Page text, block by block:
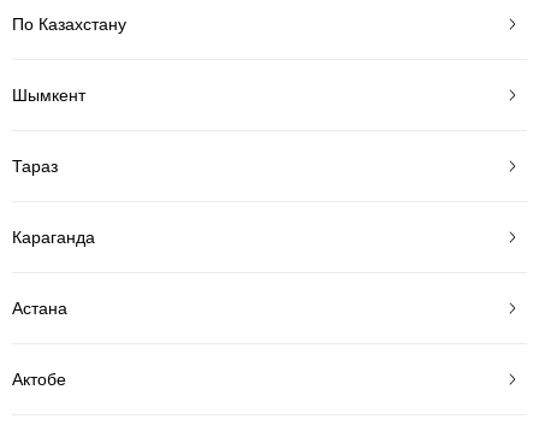
По Казахстану
Шымкент
Тараз
Караганда
Астана
Актобе